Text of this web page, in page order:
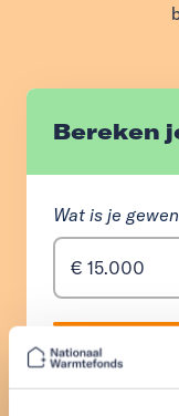
Bereken
Wat is je
min € 1.000